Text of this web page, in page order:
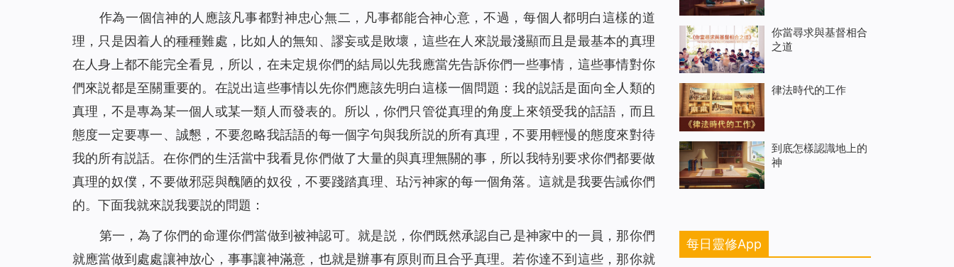
作為一個信神的人應該凡事都對神忠心無二，凡事都能合神心意，不過，每個人都明白這樣的道
理，只是因着人的種種難處，比如人的無知、謬妄或是敗壞，這些在人來説最淺顯而且是最基本的真理
在人身上都不能完全看見，所以，在未定規你們的結局以先我應當先告訴你們一些事情，這些事情對你
們來説都是至關重要的。在説出這些事情以先你們應該先明白這樣一個問題：我的説話是面向全人類的
真理，不是專為某一個人或某一類人而發表的。所以，你們只管從真理的角度上來領受我的話語，而且
態度一定要專一、誠懇，不要忽略我話語的每一個字句與我所説的所有真理，不要用輕慢的態度來對待
我的所有説話。在你們的生活當中我看見你們做了大量的與真理無關的事，所以我特别要求你們都要做
真理的奴僕，不要做邪惡與醜陋的奴役，不要踐踏真理、玷污神家的每一個角落。這就是我要告誡你們
的。下面我就來説我要説的問題：
第一，為了你們的命運你們當做到被神認可。就是説，你們既然承認自己是神家中的一員，那你們
就應當做到處處讓神放心，事事讓神滿意，也就是辦事有原則而且合乎真理。若你達不到這些，那你就
你當尋求與基督相合
之道
律法時代的工作
到底怎樣認識地上的
神
每日靈修App